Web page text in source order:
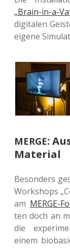
„Brain-in-a-
digi­ta­len
eigene
MERGE:
Material
Beson­ders
Work­shops
am MERGE-
ten doch an
die
einem